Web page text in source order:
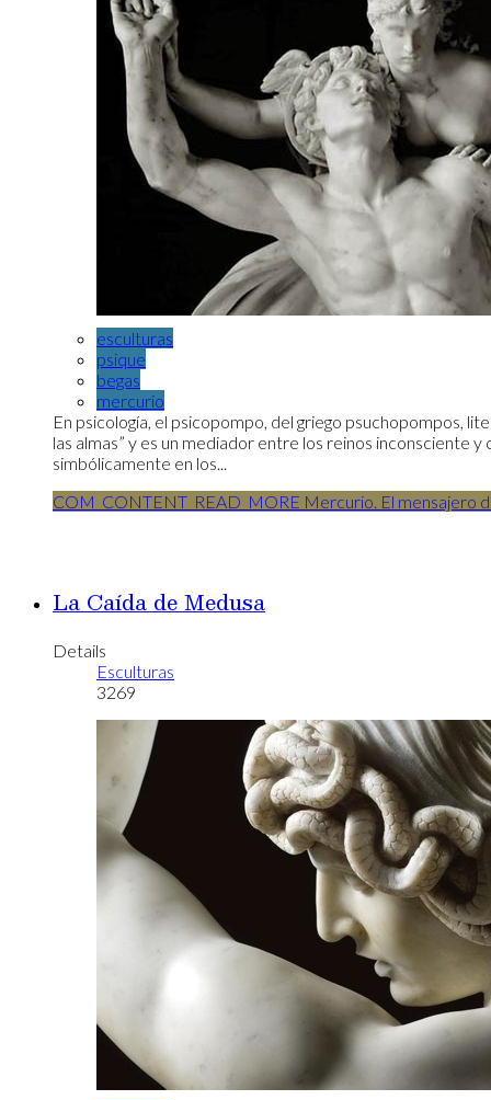
esculturas
psique
begas
mercurio
En psicología, el psicopompo, del griego psuchopompos,
las almas” y es un mediador entre los reinos inconsciente
simbólicamente en los...
COM_CONTENT_READ_MORE Mercurio. El mensajero
La Caída de Medusa
Details
Esculturas
3269